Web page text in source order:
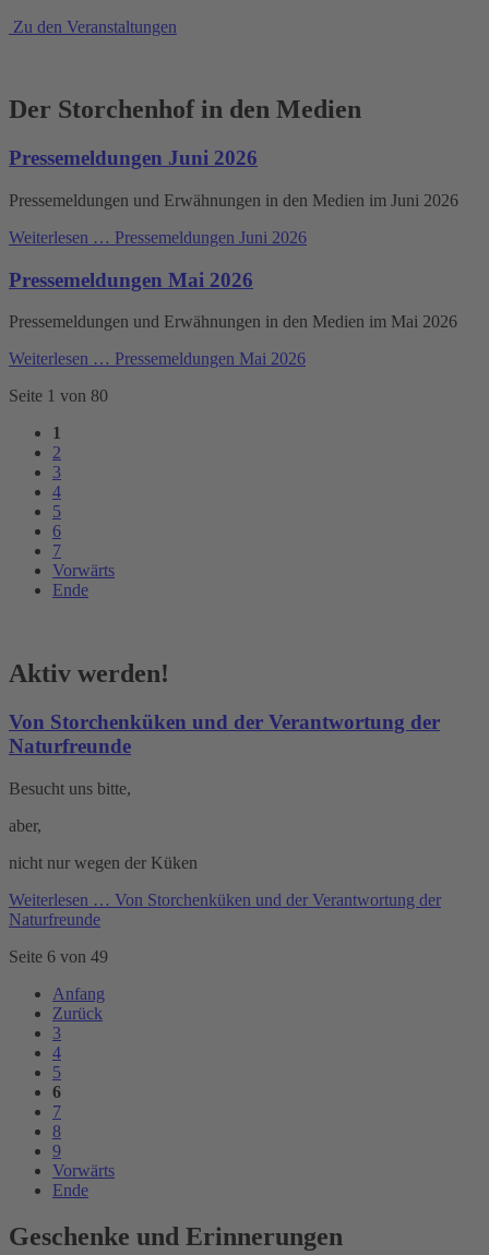
Zu den Veranstaltungen
Der Storchenhof in den Medien
Pressemeldungen Juni 2026
Pressemeldungen und Erwähnungen in den Medien im Juni 2026
Weiterlesen … Pressemeldungen Juni 2026
Pressemeldungen Mai 2026
Pressemeldungen und Erwähnungen in den Medien im Mai 2026
Weiterlesen … Pressemeldungen Mai 2026
Seite 1 von 80
1
2
3
4
5
6
7
Vorwärts
Ende
Aktiv werden!
Von Storchenküken und der Verantwortung der
Naturfreunde
Besucht uns bitte,
aber,
nicht nur wegen der Küken
Weiterlesen … Von Storchenküken und der Verantwortung der
Naturfreunde
Seite 6 von 49
Anfang
Zurück
3
4
5
6
7
8
9
Vorwärts
Ende
Geschenke und Erinnerungen